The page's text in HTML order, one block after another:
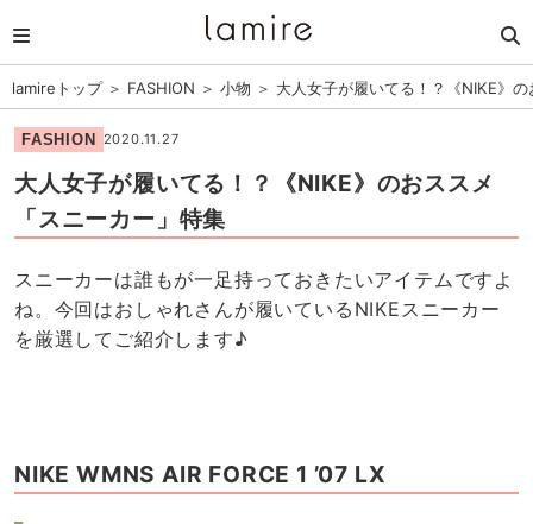
lamireトップ＞ FASHION ＞ 小物 ＞ 大人女子が履いてる！？《NIKE》
FASHION 2020.11.27
大人女子が履いてる！？《NIKE》のおススメ
「スニーカー」特集
スニーカーは誰もが一足持っておきたいアイテムですよ
ね。今回はおしゃれさんが履いているNIKEスニーカー
を 厳選してご紹介します♪
NIKE WMNS AIR FORCE 1 ’07 LX